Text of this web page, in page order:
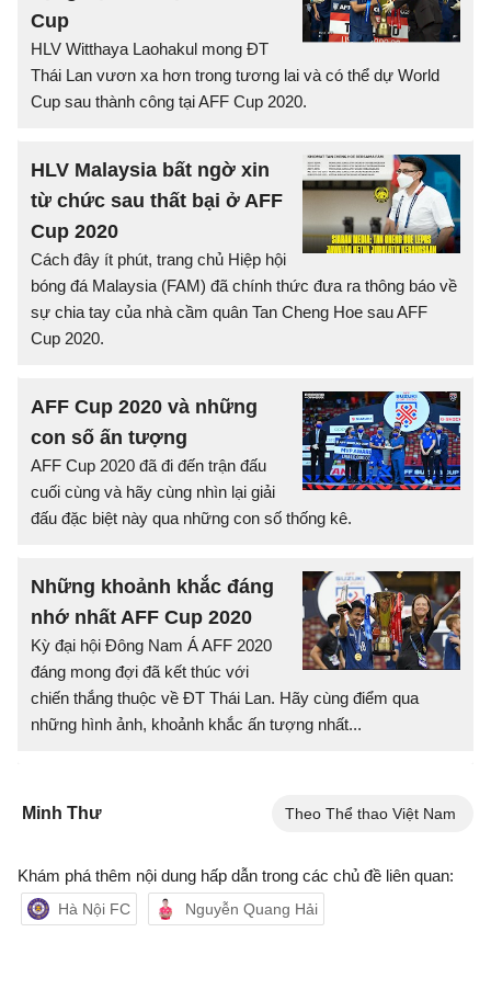
Cup
HLV Witthaya Laohakul mong ĐT
Thái Lan vươn xa hơn trong tương lai và có thể dự World
Cup sau thành công tại AFF Cup 2020.
HLV Malaysia bất ngờ xin
từ chức sau thất bại ở AFF
Cup 2020
Cách đây ít phút, trang chủ Hiệp hội
bóng đá Malaysia (FAM) đã chính thức đưa ra thông báo về
sự chia tay của nhà cầm quân Tan Cheng Hoe sau AFF
Cup 2020.
AFF Cup 2020 và những
con số ấn tượng
AFF Cup 2020 đã đi đến trận đấu
cuối cùng và hãy cùng nhìn lại giải
đấu đặc biệt này qua những con số thống kê.
Những khoảnh khắc đáng
nhớ nhất AFF Cup 2020
Kỳ đại hội Đông Nam Á AFF 2020
đáng mong đợi đã kết thúc với
chiến thắng thuộc về ĐT Thái Lan. Hãy cùng điểm qua
những hình ảnh, khoảnh khắc ấn tượng nhất...
Minh Thư Theo Thể thao Việt Nam
Khám phá thêm nội dung hấp dẫn trong các chủ đề liên quan:
Hà Nội FC Nguyễn Quang Hải